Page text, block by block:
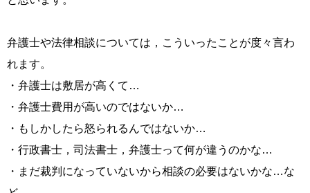
弁護士や法律相談については，こういったことが度々言わ
れます。
・弁護士は敷居が高くて…
・弁護士費用が高いのではないか…
・もしかしたら怒られるんではないか…
・行政書士，司法書士，弁護士って何が違うのかな…
・まだ裁判になっていないから相談の必要はないかな…な